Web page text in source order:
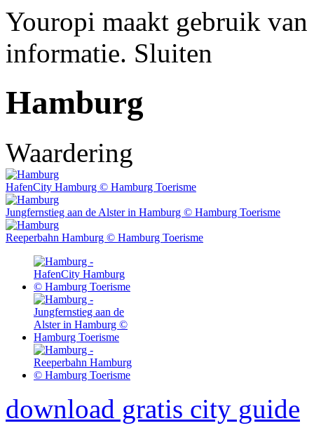
Youropi maakt gebruik
informatie. Sluiten
Hamburg
Waardering
HafenCity Hamburg © Hamburg Toerisme
Jungfernstieg aan de Alster in Hamburg © Hamburg Toerisme
Reeperbahn Hamburg © Hamburg Toerisme
download gratis city guide